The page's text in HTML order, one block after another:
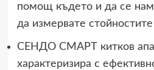
помощ където и да се
да измервате
СЕНДО СМАРТ китков
характеризира с